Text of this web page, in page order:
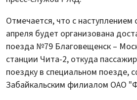
Отмечается, что с наступлением
апреля будет организована
поезда №79 Благовещенск –
станции Чита-2, откуда
поездку в специальном поезде,
Забайкальским филиалом ОАО